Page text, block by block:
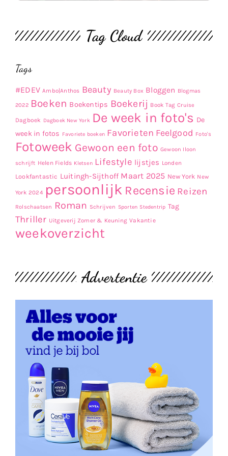
Tag Cloud
Tags
#EDEV Ambo|Anthos Beauty Beauty Box Bloggen Blogmas
2022 Boeken Boekentips Boekerij Book Tag Cruise
Dagboek Dagboek New York De week in foto's De
week in fotos Favoriete boeken Favorieten Feelgood Foto's
Fotoweek Gewoon een foto Gewoon Iloon
schrijft Helen Fields Kletsen Lifestyle lijstjes Londen
Lookfantastic Luitingh-Sijthoff Maart 2025 New York New
York 2024 persoonlijk Recensie Reizen
Rolschaatsen Roman Schrijven Sporten Stedentrip Tag
Thriller Uitgeverij Zomer & Keuning Vakantie
weekoverzicht
Advertentie